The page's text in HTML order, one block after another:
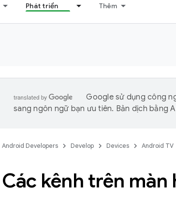
Phát triển Thêm
Google sử dụng công
sang ngôn ngữ bạn ưu tiên. Bản dịch bằng
Android Developers Develop Devices Android TV
Các kênh trên màn